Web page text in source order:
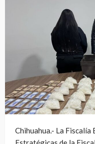
Chihuahua.- La Fiscalía